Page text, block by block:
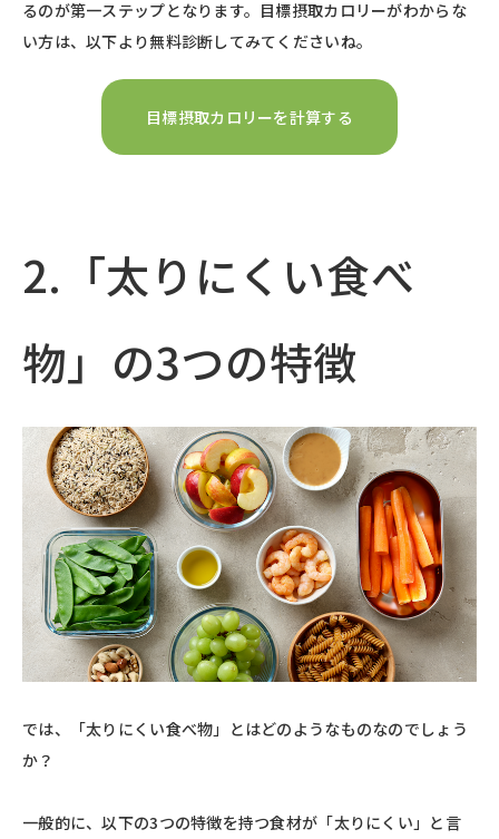
るのが第一ステップとなります。目標摂取カロリーがわからな
い方は、以下より無料診断してみてくださいね。
目標摂取カロリーを計算する
2.「太りにくい食べ
物」の3つの特徴
では、「太りにくい食べ物」とはどのようなものなのでしょう
か？
一般的に、以下の3つの特徴を持つ食材が「太りにくい」と言